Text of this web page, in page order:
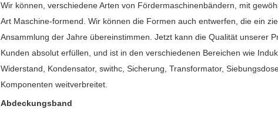
Wir können, verschiedene Arten von Fördermaschinenbändern, mit
Art Maschine-formend. Wir können die Formen auch entwerfen, die ein
Ansammlung der Jahre übereinstimmen. Jetzt kann die Qualität unserer
Kunden absolut erfüllen, und ist in den verschiedenen Bereichen wie
Widerstand, Kondensator, swithc, Sicherung, Transformator,
Komponenten weitverbreitet.
Abdeckungsband